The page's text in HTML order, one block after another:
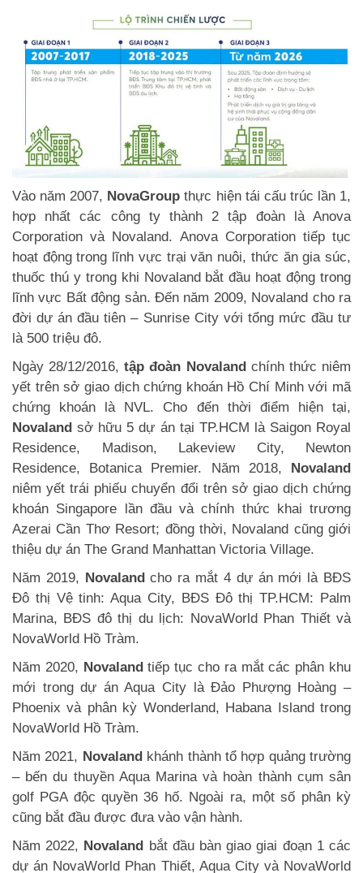
Vào năm 2007, NovaGroup thực hiện tái cấu trúc lần 1,
hợp nhất các công ty thành 2 tập đoàn là Anova
Corporation và Novaland. Anova Corporation tiếp tục
hoạt động trong lĩnh vực trại văn nuôi, thức ăn gia súc,
thuốc thú y trong khi Novaland bắt đầu hoạt động trong
lĩnh vực Bất động sản. Đến năm 2009, Novaland cho ra
đời dự án đầu tiên – Sunrise City với tổng mức đầu tư
là 500 triệu đô.
Ngày 28/12/2016,tập đoàn Novaland chính thức niêm
yết trên sở giao dịch chứng khoán Hồ Chí Minh với mã
chứng khoán là NVL. Cho đến thời điểm hiện tại,
Novaland sở hữu 5 dự án tại TP.HCM là Saigon Royal
Residence, Madison, Lakeview City, Newton
Residence, Botanica Premier. Năm 2018, Novaland
niêm yết trái phiếu chuyển đổi trên sở giao dịch chứng
khoán Singapore lần đầu và chính thức khai trương
Azerai Cần Thơ Resort; đồng thời, Novaland cũng giới
thiệu dự án The Grand Manhattan Victoria Village.
Năm 2019, Novaland cho ra mắt 4 dự án mới là BĐS
Đô thị Vệ tinh: Aqua City, BĐS Đô thị TP.HCM: Palm
Marina, BĐS đô thị du lịch: NovaWorld Phan Thiết và
NovaWorld Hồ Tràm.
Năm 2020, Novaland tiếp tục cho ra mắt các phân khu
mới trong dự án Aqua City là Đảo Phượng Hoàng –
Phoenix và phân kỳ Wonderland, Habana Island trong
NovaWorld Hồ Tràm.
Năm 2021, Novaland khánh thành tổ hợp quảng trường
– bến du thuyền Aqua Marina và hoàn thành cụm sân
golf PGA độc quyền 36 hố. Ngoài ra, một số phân kỳ
cũng bắt đầu được đưa vào vận hành.
Năm 2022, Novaland
bắt đầu bàn giao giai đoạn 1 các
dự án NovaWorld Phan Thiết, Aqua City và NovaWorld